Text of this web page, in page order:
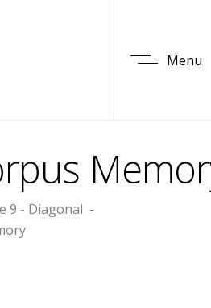
Menu
9 - Diagonal -